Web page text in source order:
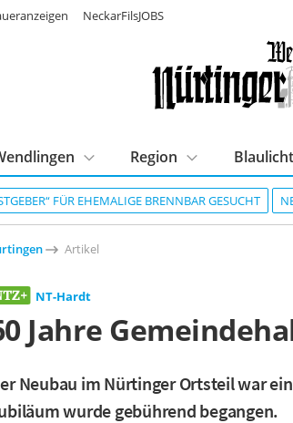
FÜR EHEMALIGE BRENNBAR GESUCHT
Region Blaulicht
NeckarFilsJOBS
Artikel
NT-Hardt
Jahre
Neubau im Nürtinger Ortsteil war
wurde gebührend begangen.